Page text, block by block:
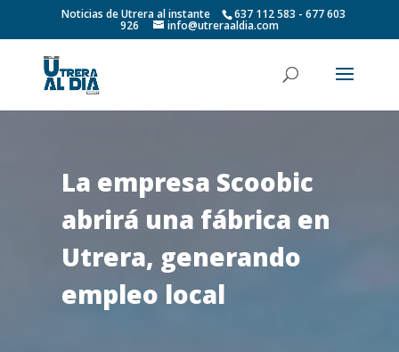
Noticias de Utrera al instante 637 112 583 - 677 603
926 info@utreraaldia.com
La empresa Scoobic
abrirá una fábrica en
Utrera, generando
empleo local